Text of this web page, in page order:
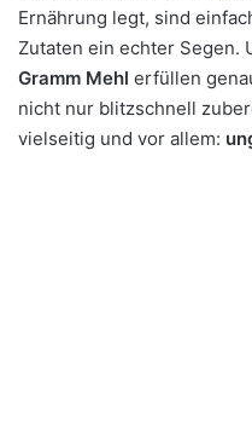
Ernährung legt, sind
Zutaten ein echter Segen.
Gramm Mehl erfüllen
nicht nur blitzschnell
vielseitig und vor allem: